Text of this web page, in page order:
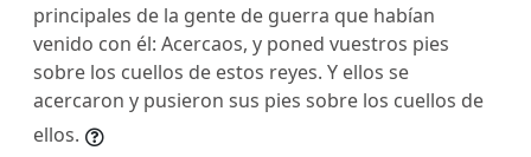
principales de la gente de guerra que habían
venido con él: Acercaos, y poned vuestros pies
sobre los cuellos de estos reyes. Y ellos se
acercaron y pusieron sus pies sobre los cuellos de
ellos.